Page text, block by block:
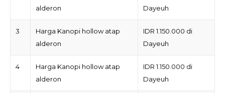
alderon
Dayeuh
3
Harga Kanopi hollow atap
alderon
IDR 1.150.000 di
Dayeuh
4
Harga Kanopi hollow atap
alderon
IDR 1.150.000 di
Dayeuh